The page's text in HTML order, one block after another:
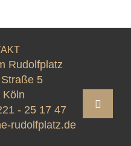
Rudolfplatz
5
Köln
- 25 17 47
rudolfplatz.de